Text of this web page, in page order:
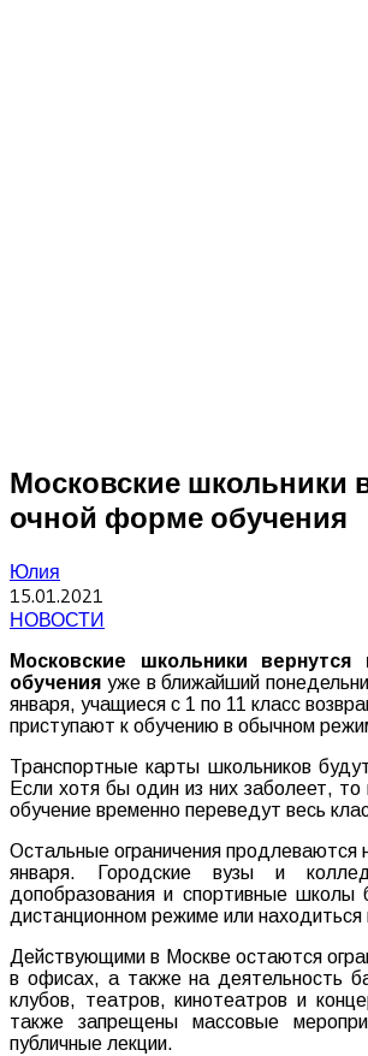
Московские школьники
очной форме обучения
Юлия
15.01.2021
НОВОСТИ
Московские школьники
обучения уже в ближайший
января, учащиеся с 1 по 11 класс
приступают к обучению в обычном
Транспортные карты школьников
Если хотя бы один из них заболеет, то
обучение временно переведут весь
Остальные ограничения
января. Городские вузы и
допобразования и спортивные школы
дистанционном режиме или находиться
Действующими в Москве остаются
в офисах, а также на деятельность
клубов, театров, кинотеатров и
также запрещены массовые
публичные лекции.